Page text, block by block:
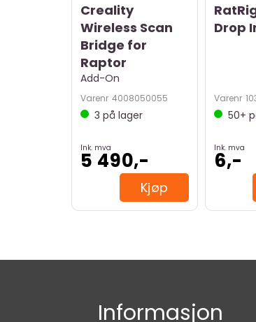
Creality
Wireless Scan
Bridge for
Raptor
Add-On
Varenr 4008050055
3 på lager
Ink. mva
5 490,-
Kjøp
Drop
Varenr
50+
Ink. mva
6,-
Informasjon